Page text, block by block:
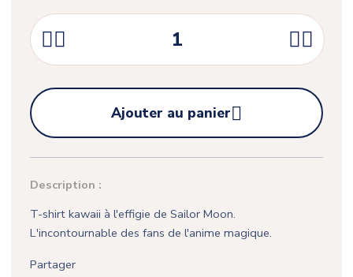
 

Ajouter au panier
Description :
T-shirt kawaii à l'effigie de Sailor Moon.
L'incontournable des fans de l'anime magique.
Partager